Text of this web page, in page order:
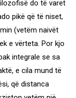
do të varet
pikë që të niset,
(vetëm naivët
e vërteta. Por kjo
integrale se sa
e cila mund të
që distanca